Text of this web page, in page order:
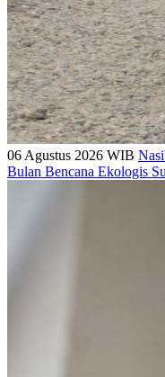
06 Agustus 2026 WIB
Bulan Bencana Ekologis